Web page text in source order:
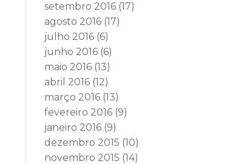
setembro 2016 (17)
agosto 2016 (17)
julho 2016 (6)
junho 2016 (6)
maio 2016 (13)
abril 2016 (12)
março 2016 (13)
fevereiro 2016 (9)
janeiro 2016 (9)
dezembro 2015 (10)
novembro 2015 (14)